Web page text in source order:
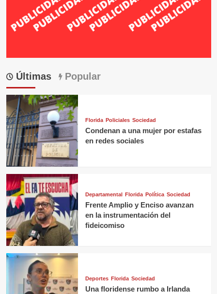
Últimas Popular
Florida Policiales Sociedad
Condenan a una mujer por estafas
en redes sociales
Departamental Florida Política Sociedad
Frente Amplio y Enciso avanzan
en la instrumentación del
fideicomiso
Deportes Florida Sociedad
Una floridense rumbo a Irlanda